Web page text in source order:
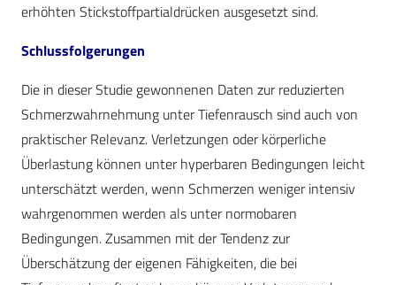
erhöhten Stickstoffpartialdrücken ausgesetzt sind.
Schlussfolgerungen
Die in dieser Studie gewonnenen Daten zur reduzierten
Schmerzwahrnehmung unter Tiefenrausch sind auch von
praktischer Relevanz. Verletzungen oder körperliche
Überlastung können unter hyperbaren Bedingungen leicht
unterschätzt werden, wenn Schmerzen weniger intensiv
wahrgenommen werden als unter normobaren
Bedingungen. Zusammen mit der Tendenz zur
Überschätzung der eigenen Fähigkeiten, die bei